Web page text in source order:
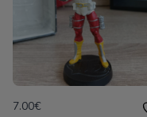
7.00€